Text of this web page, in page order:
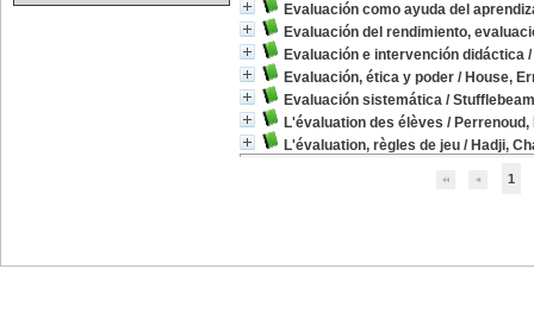
Evaluación como ayuda del
Evaluación del rendimiento,
Evaluación e intervención didáctica /
Evaluación, ética y poder / House,
Evaluación sistemática /
L'évaluation des élèves / Perrenoud,
L'évaluation, règles de jeu / Hadji,
1